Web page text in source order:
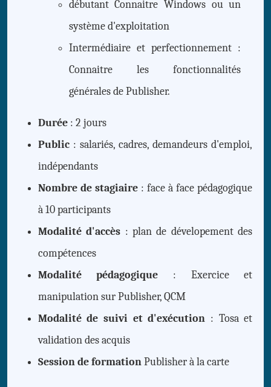
débutant Connaitre Windows ou un
système d'exploitation
Intermédiaire et perfectionnement :
Connaitre les fonctionnalités
générales de Publisher.
Durée: 2 jours
Public: salariés, cadres, demandeurs d'emploi,
indépendants
Nombre de stagiaire: face à face pédagogique
à 10 participants
Modalité d'accès : plan de dévelopement des
compétences
Modalité pédagogique : Exercice et
manipulation sur Publisher, QCM
Modalité de suivi et d'exécution : Tosa et
validation des acquis
Session de formationPublisher à la carte